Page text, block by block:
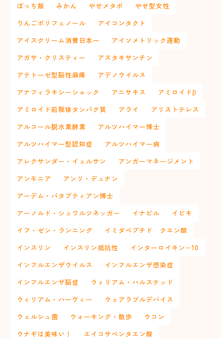
ぼっち飯
みかん やせメタボ
やせ型女性
りんごポリフェノール
アイコンタクト
アイスクリーム消費日本一
アイソメトリック運動
アガサ・クリスティー
アスタキサンチン
アテトーゼ型脳性麻痺
アデノウイルス
アナフィラキシーショック
アニサキス
アミロイドβ
アミロイド前駆体タンパク質
アライ
アリストテレス
アルコール脱水素酵素
アルツハイマー博士
アルツハイマー型認知症
アルツハイマー病
アレクサンダー・イェルサン
アンガーマネージメント
アンモニア
アンリ・デュナン
アーデム・パタプティアン博士
アーノルド・シュワルツネッガー
イナビル
イビキ
イフ・ゼン・ランニング
イミダペプチド クエン酸
インスリン
インスリン抵抗性
インターロイキン−10
インフルエンザウイルス
インフルエンザ感染症
インフルエンザ脳症
ウィリアム・ハルステッド
ウィリアム・ハーヴィー
ウェアラブルデバイス
ウェルシュ菌
ウォーキング・散歩
ウコン
ウナギは美味い！
エイコサペンタエン酸